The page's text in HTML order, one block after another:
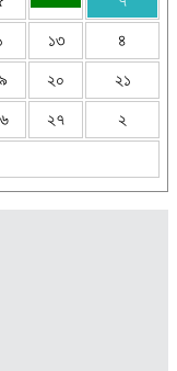
১৩ ৪
২০ ২১
২৭ ২